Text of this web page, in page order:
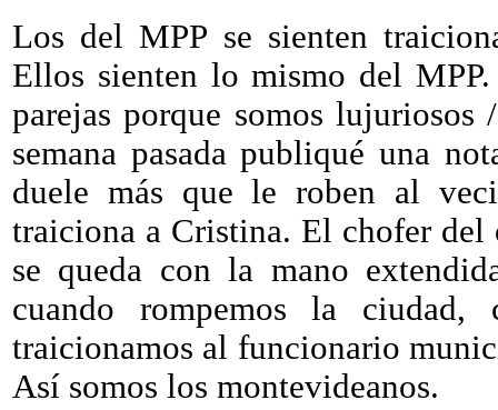
Los del MPP se sienten
Ellos sienten lo mismo del
parejas porque somos
semana pasada publiqué una
duele más que le roben al
traiciona a Cristina. El chofer
se queda con la mano
cuando rompemos la ciudad,
traicionamos al funcionario
Así somos los montevideanos.